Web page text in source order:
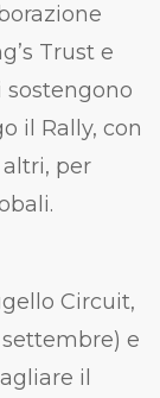
Trust e
sostengono
il Rally, con
altri, per
Circuit,
settembre) e
il